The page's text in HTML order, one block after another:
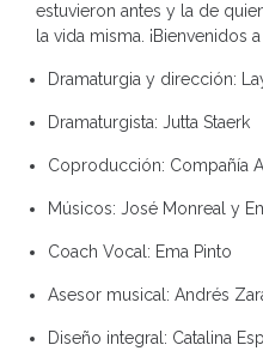
estuvieron antes y la de
la vida misma. ¡Bienvenidos
Dramaturgia y dirección:
Dramaturgista: Jutta Staerk
Coproducción: Compañía
Músicos: José Monreal y
Coach Vocal: Ema Pinto
Asesor musical: Andrés
Diseño integral: Catalina